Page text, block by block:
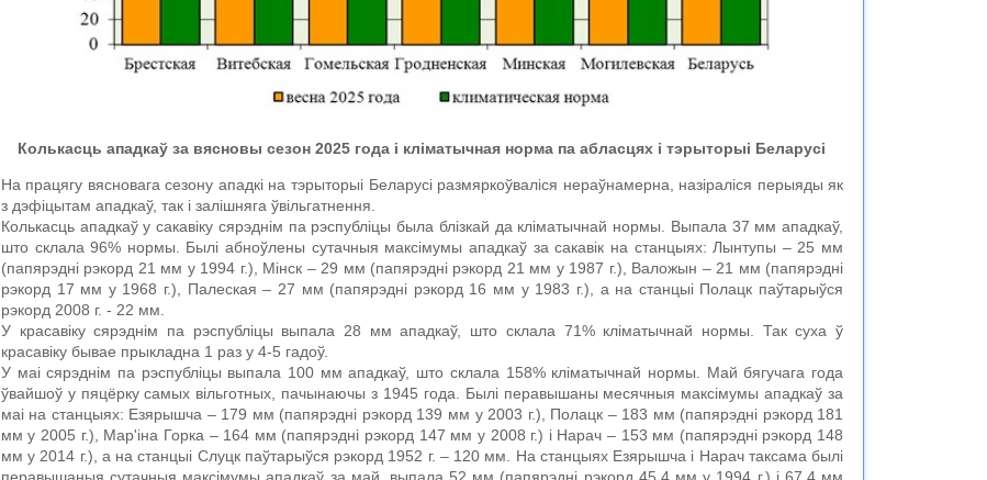
Колькасць ападкаў за вясновы сезон 2025 года і кліматычная норма па абласцях і тэрыторыі Беларусі
На працягу вясновага сезону ападкі на тэрыторыі Беларусі размяркоўваліся нераўнамерна, назіраліся перыяды як
з дэфіцытам ападкаў, так і залішняга ўвільгатнення.
Колькасць ападкаў у сакавіку сярэднім па рэспубліцы была блізкай да кліматычнай нормы. Выпала 37 мм ападкаў,
што склала 96% нормы. Былі абноўлены сутачныя максімумы ападкаў за сакавік на станцыях: Лынтупы – 25 мм
(папярэдні рэкорд 21 мм у 1994 г.), Мінск – 29 мм (папярэдні рэкорд 21 мм у 1987 г.), Валожын – 21 мм (папярэдні
рэкорд 17 мм у 1968 г.), Палеская – 27 мм (папярэдні рэкорд 16 мм у 1983 г.), а на станцыі Полацк паўтарыўся
рэкорд 2008 г. - 22 мм.
У красавіку сярэднім па рэспубліцы выпала 28 мм ападкаў, што склала 71% кліматычнай нормы. Так суха ў
красавіку бывае прыкладна 1 раз у 4-5 гадоў.
У маі сярэднім па рэспубліцы выпала 100 мм ападкаў, што склала 158% кліматычнай нормы. Май бягучага года
ўвайшоў у пяцёрку самых вільготных, пачынаючы з 1945 года. Былі перавышаны месячныя максімумы ападкаў за
маі на станцыях: Езярышча – 179 мм (папярэдні рэкорд 139 мм у 2003 г.), Полацк – 183 мм (папярэдні рэкорд 181
мм у 2005 г.), Мар'іна Горка – 164 мм (папярэдні рэкорд 147 мм у 2008 г.) і Нарач – 153 мм (папярэдні рэкорд 148
мм у 2014 г.), а на станцыі Слуцк паўтарыўся рэкорд 1952 г. – 120 мм. На станцыях Езярышча і Нарач таксама былі